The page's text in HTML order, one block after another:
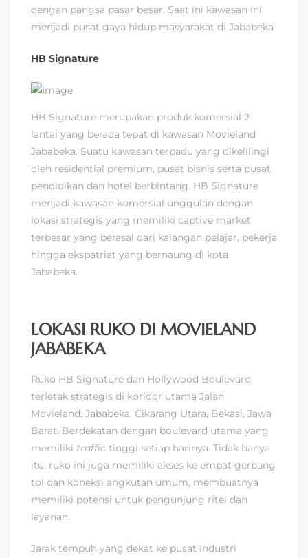
dengan pangsa pasar besar. Saat ini kawasan ini
menjadi pusat gaya hidup masyarakat di Jababeka
HB Signature
HB Signature merupakan produk komersial 2
lantai yang berada tepat di kawasan Movieland
Jababeka. Suatu kawasan terpadu yang dikelilingi
oleh residential premium, pusat bisnis serta pusat
pendidikan dan hotel berbintang. HB Signature
menjadi kawasan komersial unggulan dengan
lokasi strategis yang memiliki captive market
terbesar yang berasal dari kalangan pelajar, pekerja
hingga ekspatriat yang bernaung di kota
Jababeka.
LOKASI RUKO DI MOVIELAND
JABABEKA
Ruko HB Signature dan Hollywood Boulevard
terletak strategis di koridor utama Jalan
Movieland, Jababeka, Cikarang Utara, Bekasi, Jawa
Barat. Berdekatan dengan boulevard utama yang
memiliki traffic tinggi setiap harinya. Tidak hanya
itu, ruko ini juga memiliki akses ke empat gerbang
tol dan koneksi angkutan umum, membuatnya
memiliki potensi untuk pengunjung ritel dan
layanan.
Jarak tempuh yang dekat ke pusat industri